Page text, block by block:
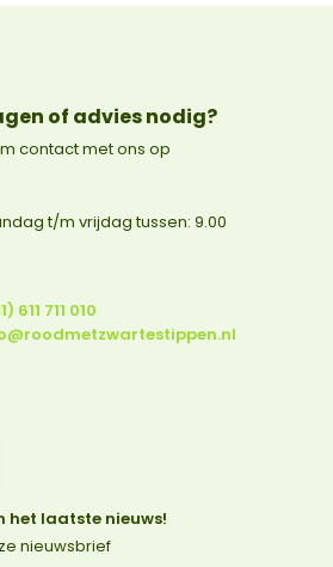
of advies nodig?
contact met ons op
t/m vrijdag tussen: 9.00
611 711 010
het laatste nieuws!
nieuwsbrief